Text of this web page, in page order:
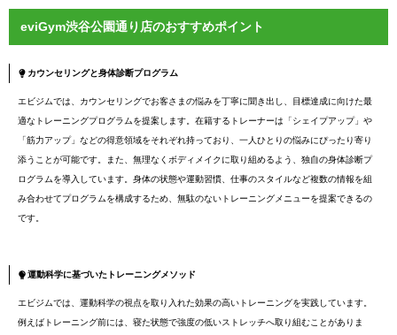
eviGym渋谷公園通り店のおすすめポイント
カウンセリングと身体診断プログラム
エビジムでは、カウンセリングでお客さまの悩みを丁寧に聞き出し、目標達成に向けた最
適なトレーニングプログラムを提案します。在籍するトレーナーは「シェイプアップ」や
「筋力アップ」などの得意領域をそれぞれ持っており、一人ひとりの悩みにぴったり寄り
添うことが可能です。また、無理なくボディメイクに取り組めるよう、独自の身体診断プ
ログラムを導入しています。身体の状態や運動習慣、仕事のスタイルなど複数の情報を組
み合わせてプログラムを構成するため、無駄のないトレーニングメニューを提案できるの
です。
運動科学に基づいたトレーニングメソッド
エビジムでは、運動科学の視点を取り入れた効果の高いトレーニングを実践しています。
例えばトレーニング前には、寝た状態で強度の低いストレッチへ取り組むことがありま